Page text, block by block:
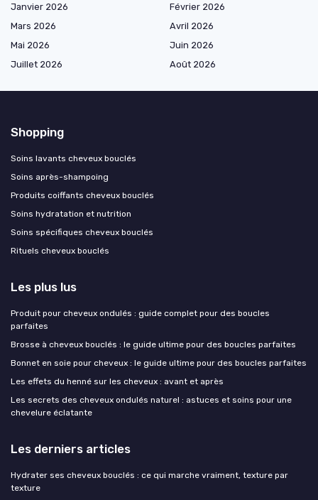
Janvier 2026
Février 2026
Mars 2026
Avril 2026
Mai 2026
Juin 2026
Juillet 2026
Août 2026
Shopping
Soins lavants cheveux bouclés
Soins après-shampoing
Produits coiffants cheveux bouclés
Soins hydratation et nutrition
Soins spécifiques cheveux bouclés
Rituels cheveux bouclés
Les plus lus
Produit pour cheveux ondulés : guide complet pour des boucles
parfaites
Brosse à cheveux bouclés : le guide ultime pour des boucles parfaites
Bonnet en soie pour cheveux : le guide ultime pour des boucles parfaites
Les effets du henné sur les cheveux : avant et après
Les secrets des cheveux ondulés naturel : astuces et soins pour une
chevelure éclatante
Les derniers articles
Hydrater ses cheveux bouclés : ce qui marche vraiment, texture par
texture